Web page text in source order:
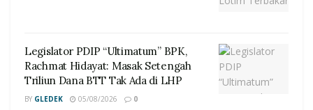
Legislator PDIP “Ultimatum” BPK,
Rachmat Hidayat: Masak Setengah
Triliun Dana BTT Tak Ada di LHP
BY GLEDEK 05/08/2026 0